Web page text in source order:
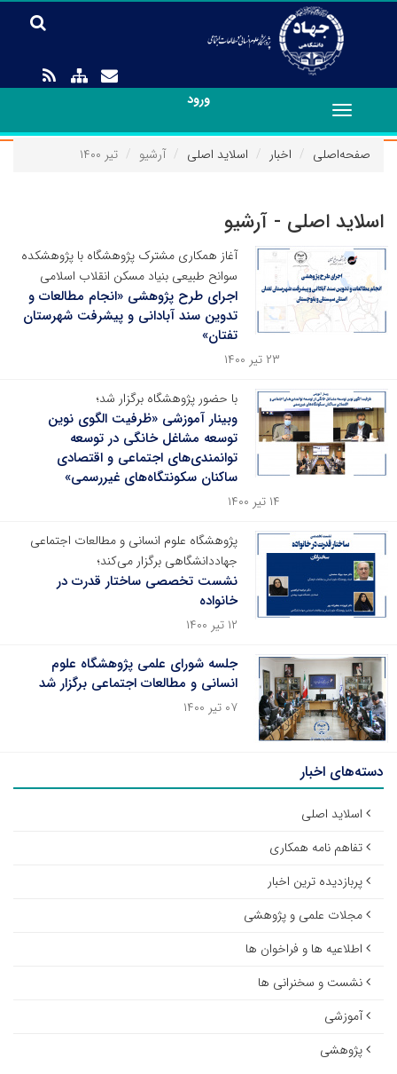
ورود
Toggle
navigation
صفحه‌اصلی
اخبار اسلاید اصلی آرشیو تیر ۱۴۰۰
اسلاید اصلی - آرشیو
آغاز همکاری مشترک پژوهشگاه با پژوهشکده
سوانح طبیعی بنیاد مسکن انقلاب اسلامی
اجرای طرح پژوهشی «انجام مطالعات و
تدوین سند آبادانی و پیشرفت شهرستان
تفتان»
۲۳ تیر ۱۴۰۰
با حضور پژوهشگاه برگزار شد؛
وبینار آموزشی «ظرفیت الگوی نوین
توسعه مشاغل خانگی در توسعه
توانمندی‌های اجتماعی و اقتصادی
ساکنان سکونتگاه‌های غیررسمی»
۱۴ تیر ۱۴۰۰
پژوهشگاه علوم انسانی و مطالعات اجتماعی
جهاددانشگاهی برگزار می‌کند؛
نشست تخصصی ساختار قدرت در
خانواده
۱۲ تیر ۱۴۰۰
جلسه شورای علمی پژوهشگاه علوم
انسانی و مطالعات اجتماعی برگزار شد
۰۷ تیر ۱۴۰۰
دسته‌های اخبار
اسلاید اصلی
تفاهم نامه همکاری
پربازدیده ترین اخبار
مجلات علمی و پژوهشی
اطلاعیه ها و فراخوان ها
نشست و سخنرانی ها
آموزشی
پژوهشی